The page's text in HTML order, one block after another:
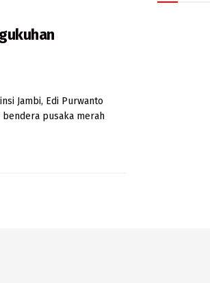
Jambi, Edi Purwanto
pusaka merah